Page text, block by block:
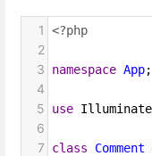
1 <?php
2
3
namespace App;
4
5
use
6
7
class Comment